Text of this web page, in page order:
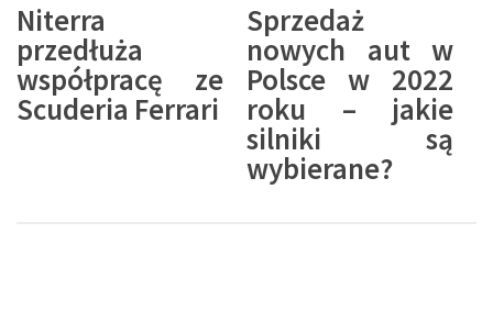
Niterra
przedłuża
współpracę ze
Scuderia Ferrari
Sprzedaż
nowych aut w
Polsce w 2022
roku – jakie
silniki są
wybierane?